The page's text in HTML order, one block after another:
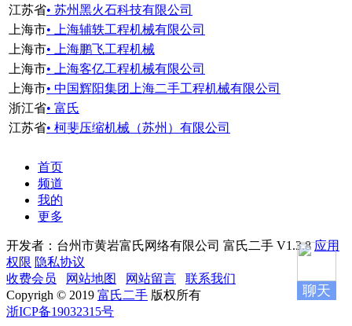
江苏省• 苏州黑火石科技有限公司
上海市• 上海辅轶工程机械有限公司
上海市• 上海鹏飞工程机械
上海市• 上海客亿工程机械有限公司
上海市• 中国辉阳集团上海二手工程机械有限公司
浙江省• 富氏
江苏省• 柯斐压缩机械（苏州）有限公司
首页
频道
我的
更多
开发者：台州市黄岩富氏网络有限公司 富氏二手 V1.3.8 应用
权限 隐私协议
收费会员
网站地图 网站留言
联系我们
Copyrigh © 2019 富氏二手 版权所有
浙ICP备19032315号
聊天